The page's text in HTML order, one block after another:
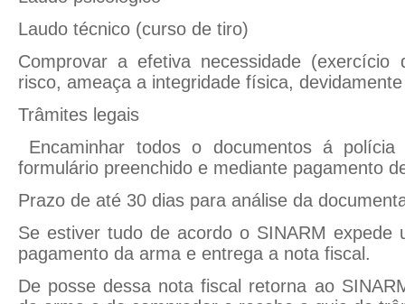
Laudo técnico (curso de tiro)
Comprovar a efetiva necessidade (exercício
risco, ameaça a integridade física,
Trâmites legais
Encaminhar todos o documentos á
formulário preenchido e mediante pagamento
Prazo de até 30 dias para análise da
Se estiver tudo de acordo o SINARM expede
pagamento da arma e entrega a nota fiscal.
De posse dessa nota fiscal retorna ao